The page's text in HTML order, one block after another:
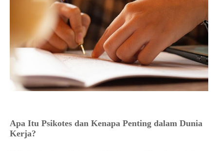
Apa Itu Psikotes dan Kenapa Penting dalam Dunia
Kerja?